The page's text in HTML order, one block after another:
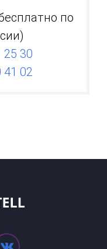
по
25 30
41 02